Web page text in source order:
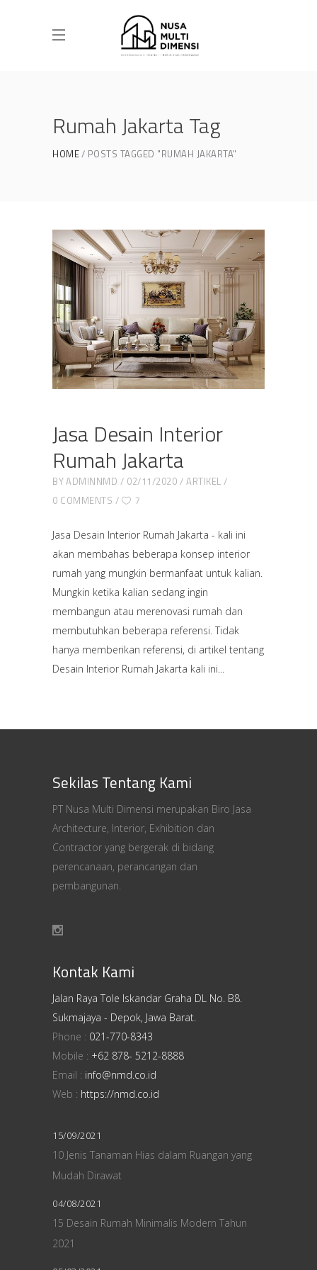
Rumah Jakarta Tag
HOME POSTS TAGGED "RUMAH JAKARTA"
Jasa Desain Interior
Rumah Jakarta
BYADMINNMD 02/11/2020
ARTIKEL
0 COMMENTS
7
Jasa Desain Interior Rumah Jakarta - kali ini
akan membahas beberapa konsep interior
rumah yang mungkin bermanfaat untuk kalian.
Mungkin ketika kalian sedang ingin
membangun atau merenovasi rumah dan
membutuhkan beberapa referensi. Tidak
hanya memberikan referensi, di artikel tentang
Desain Interior Rumah Jakarta kali ini
Sekilas Tentang Kami
PT Nusa Multi Dimensi merupakan Biro Jasa
Architecture, Interior, Exhibition dan
Contractor yang bergerak di bidang
perencanaan, perancangan dan
pembangunan.
Kontak Kami
Jalan Raya Tole Iskandar Graha DL No. B8.
Sukmajaya - Depok, Jawa Barat.
Phone : 021-770-8343
Mobile : +62 878- 5212-8888
Email : info@nmd.co.id
Web : https://nmd.co.id
15/09/2021
10 Jenis Tanaman Hias dalam Ruangan yang
Mudah Dirawat
04/08/2021
15 Desain Rumah Minimalis Modern Tahun
2021